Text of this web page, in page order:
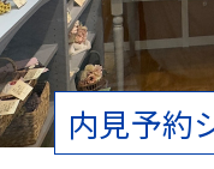
内見予約